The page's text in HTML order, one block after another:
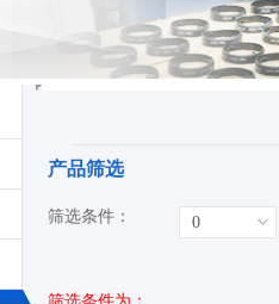
产品筛选
筛选条件： 0